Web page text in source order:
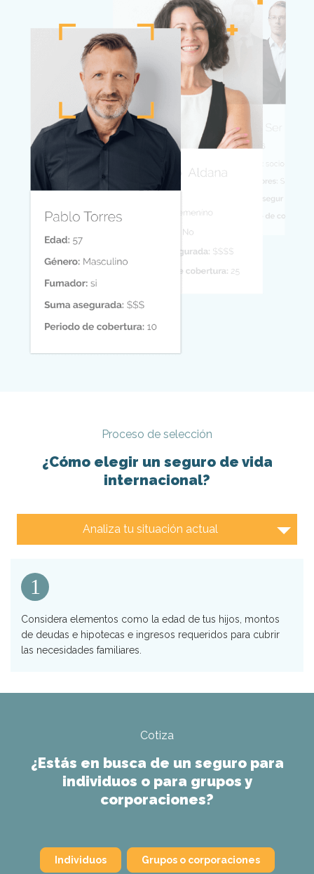
Proceso de selección
¿Cómo elegir un seguro de vida
internacional?
Analiza tu situación actual
1
Considera elementos como la edad de tus hijos, montos
de deudas e hipotecas e ingresos requeridos para cubrir
las necesidades familiares.
Cotiza
¿Estás en busca de un seguro para
individuos o para grupos y
corporaciones?
Individuos Grupos o corporaciones